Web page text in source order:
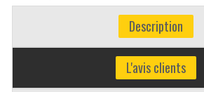
Description
L'avis clients